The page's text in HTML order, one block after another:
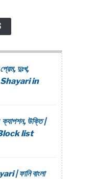
প্রেম, দুঃখ,
Shayari in
ক্যাপশন, উক্তি |
list
| ফানি বাংলা